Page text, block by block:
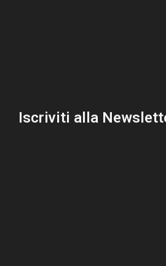
Iscriviti alla